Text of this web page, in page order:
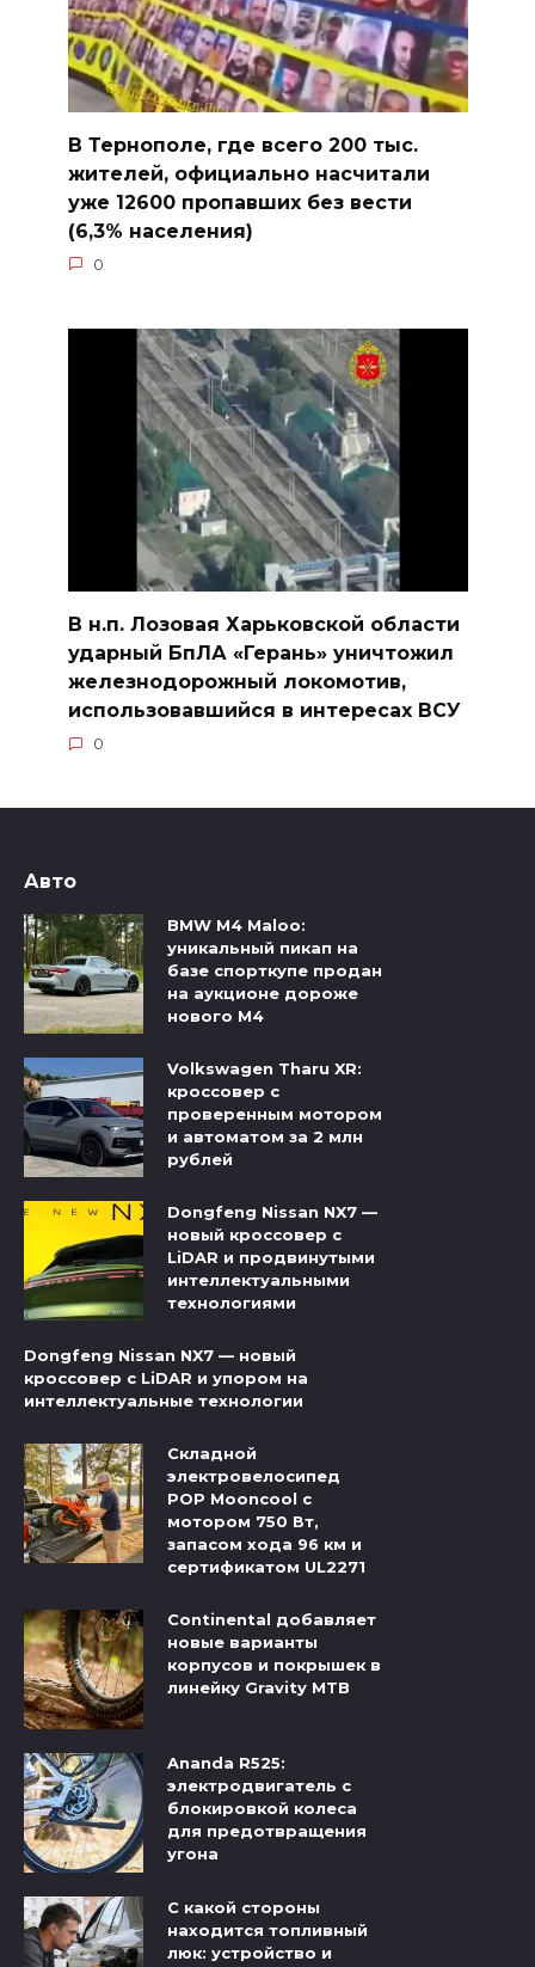
В Тернополе, где всего 200 тыс.
жителей, официально насчитали
уже 12600 пропавших без вести
(6,3% населения)
0
В н.п. Лозовая Харьковской области
ударный БпЛА «Герань» уничтожил
железнодорожный локомотив,
использовавшийся в интересах ВСУ
0
Авто
BMW M4 Maloo:
уникальный пикап на
базе спорткупе продан
на аукционе дороже
нового M4
Volkswagen Tharu XR:
кроссовер с
проверенным мотором
и автоматом за 2 млн
рублей
Dongfeng Nissan NX7 —
новый кроссовер с
LiDAR и продвинутыми
интеллектуальными
технологиями
Dongfeng Nissan NX7 — новый
кроссовер с LiDAR и упором на
интеллектуальные технологии
Складной
электровелосипед
POP Mooncool с
мотором 750 Вт,
запасом хода 96 км и
сертификатом UL2271
Continental добавляет
новые варианты
корпусов и покрышек в
линейку Gravity MTB
Ananda R525:
электродвигатель с
блокировкой колеса
для предотвращения
угона
С какой стороны
находится топливный
люк: устройство и